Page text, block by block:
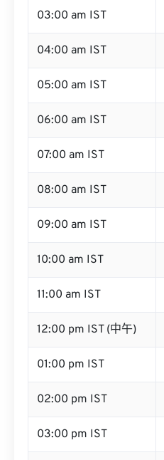
03:00 am IST
04:00 am IST
05:00 am IST
06:00 am IST
07:00 am IST
08:00 am IST
09:00 am IST
10:00 am IST
11:00 am IST
12:00 pm IST (中午)
01:00 pm IST
02:00 pm IST
03:00 pm IST